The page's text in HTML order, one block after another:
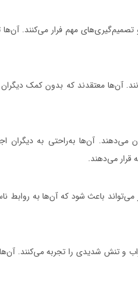
تصمیم‌گیری‌های مهم فرار می‌کنند.
آن‌ها معتقدند که بدون کمک دیگران
می‌دهند. آن‌ها به‌راحتی به دیگران
قرار می‌دهند.
می‌تواند باعث شود که آن‌ها به روابط
و تنش شدیدی را تجربه می‌کنند.